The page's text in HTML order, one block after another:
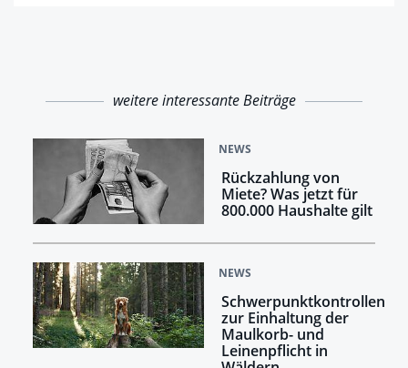
weitere interessante Beiträge
NEWS
Rückzahlung von
Miete? Was jetzt für
800.000 Haushalte gilt
NEWS
Schwerpunktkontrollen
zur Einhaltung der
Maulkorb- und
Leinenpflicht in